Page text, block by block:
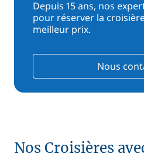
Depuis 15 ans, nos
pour réserver la
meilleur prix.
Nous
Nos Croisières